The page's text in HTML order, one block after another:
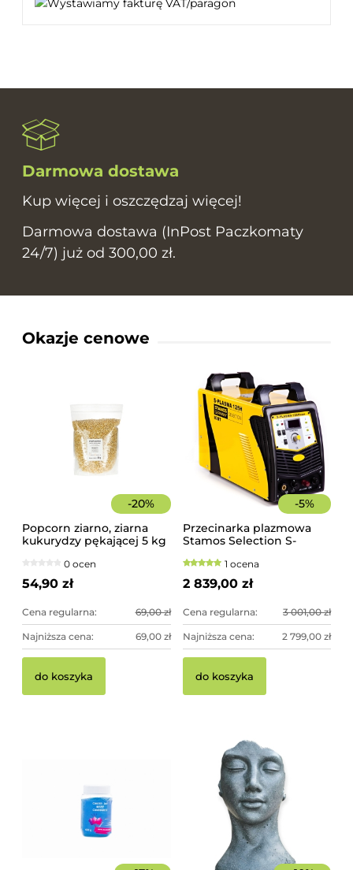
Darmowa dostawa
Kup więcej i oszczędzaj więcej!
Darmowa dostawa (InPost Paczkomaty
24/7) już od 300,00 zł.
Okazje cenowe
-20%
Popcorn ziarno, ziarna
kukurydzy pękającej 5 kg
0 ocen
54,90 zł
Cena regularna: 69,00 zł
Najniższa cena: 69,00 zł
do koszyka
-5%
Przecinarka plazmowa
Stamos Selection S-
1 ocena
2 839,00 zł
Cena regularna: 3 001,00 zł
Najniższa cena: 2 799,00 zł
do koszyka